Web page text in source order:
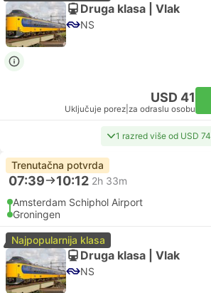
Druga klasa | Vlak
NS
USD 41
Uključuje porez za odraslu osobu
1 razred više od USD 74
Trenutačna potvrda
07:39 10:12 2h 33m
Amsterdam Schiphol Airport
Groningen
Najpopularnija klasa
Druga klasa | Vlak
NS